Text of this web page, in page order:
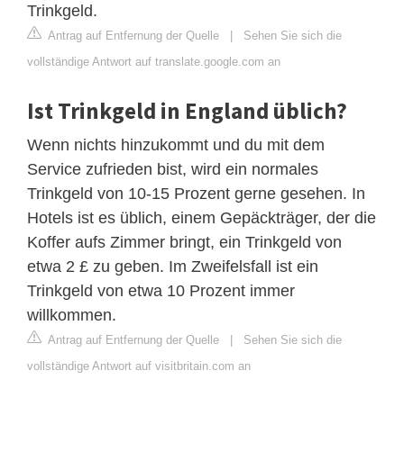
Trinkgeld.
Antrag auf Entfernung der Quelle | Sehen Sie sich die
vollständige Antwort auf translate.google.com an
Ist Trinkgeld in England üblich?
Wenn nichts hinzukommt und du mit dem
Service zufrieden bist, wird ein normales
Trinkgeld von 10-15 Prozent gerne gesehen. In
Hotels ist es üblich, einem Gepäckträger, der die
Koffer aufs Zimmer bringt, ein Trinkgeld von
etwa 2 £ zu geben. Im Zweifelsfall ist ein
Trinkgeld von etwa 10 Prozent immer
willkommen.
Antrag auf Entfernung der Quelle | Sehen Sie sich die
vollständige Antwort auf visitbritain.com an